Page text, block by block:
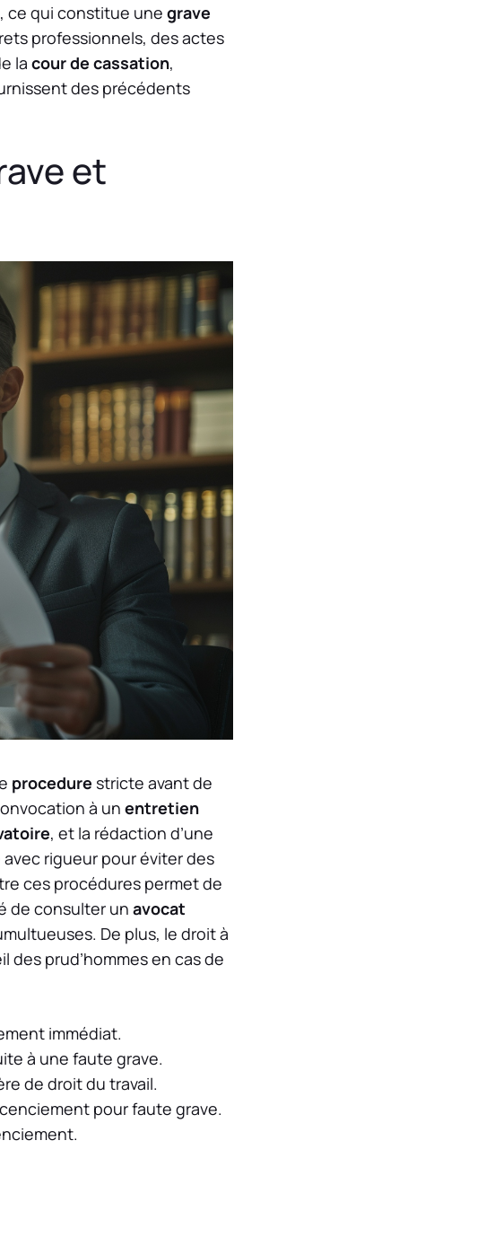
ce qui constitue une grave
professionnels, des actes
la cour de cassation,
des précédents
et
procedure stricte avant de
à un entretien
, et la rédaction d’une
rigueur pour éviter des
ces procédures permet de
de consulter un avocat
De plus, le droit à
prud’hommes en cas de
immédiat.
à une faute grave.
de droit du travail.
pour faute grave.